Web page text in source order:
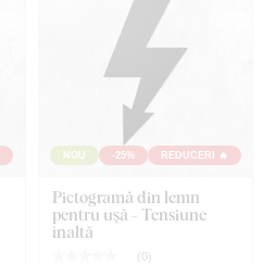
NOU -25% REDUCERI 🔥
Pictogramă din lemn
pentru ușă - Tensiune
înaltă
( 0)